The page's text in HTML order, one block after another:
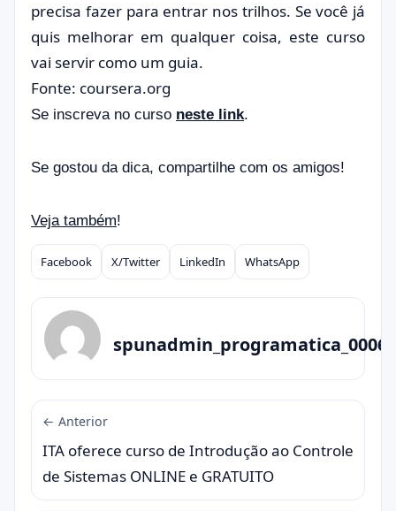
precisa fazer para entrar nos trilhos. Se você já
quis melhorar em qualquer coisa, este curso
vai servir como um guia.
Fonte: coursera.org
Se inscreva no curso neste link.
Se gostou da dica, compartilhe com os amigos!
Veja também!
Compartilhar
Facebook X/Twitter LinkedIn WhatsApp
spunadmin_programatica_0006
← Anterior
ITA oferece curso de Introdução ao Controle
de Sistemas ONLINE e GRATUITO